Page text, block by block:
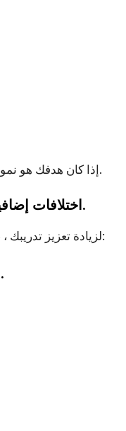
إذا كان هدفك هو نمو الألوية ، فإن هذا الاختلاف فعال للغاية.
اختلافات إضافية في القرفصاء يجب أن تعرفها.
لزيادة تعزيز تدريبك ، ضع في اعتبارك إضافة هذه الاختلافات:
1. البلغارية المنقسمة القرفصاء.